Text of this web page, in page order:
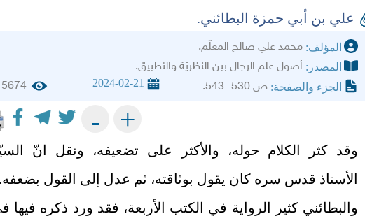
علي بن أبي حمزة البطائني.
المؤلف: محمد علي صالح المعلّم.
المصدر: أصول علم الرجال بين النظريّة والتطبيق.
الجزء والصفحة: ص 530 ـ 543. 2024-02-21
5674
+
-
وقد كثر الكلام حوله، والأكثر على تضعيفه، ونقل انّ
الأستاذ قدس ‌سره كان يقول بوثاقته، ثم عدل إلى القول بضعفه.
والبطائني كثير الرواية في الكتب الأربعة، فقد ورد ذكره فيها